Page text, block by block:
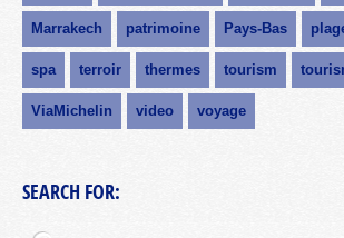
Marrakech patrimoine Pays-Bas
spa terroir thermes tourism
ViaMichelin video voyage
SEARCH FOR: